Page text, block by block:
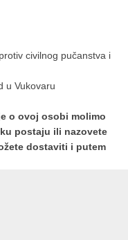
civilnog pučanstva i
u Vukovaru
o ovoj osobi molimo
postaju ili nazovete
dostaviti i putem